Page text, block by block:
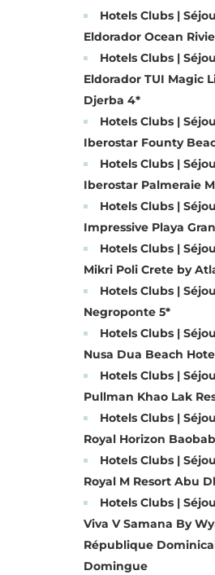
Hotels Clubs |
Eldorador Ocean
Hotels Clubs |
Eldorador TUI Magic
Djerba 4*
Hotels Clubs |
Iberostar Founty
Hotels Clubs |
Iberostar Palmeraie
Hotels Clubs |
Impressive Playa
Hotels Clubs |
Mikri Poli Crete by
Hotels Clubs |
Negroponte 5*
Hotels Clubs |
Nusa Dua Beach
Hotels Clubs |
Pullman Khao Lak
Hotels Clubs |
Royal Horizon
Hotels Clubs |
Royal M Resort Abu
Hotels Clubs |
Viva V Samana By
République
Domingue